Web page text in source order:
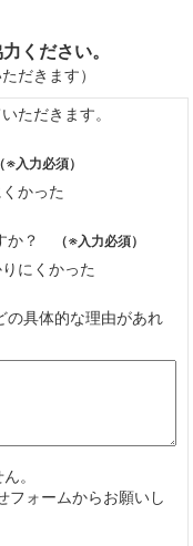
ください。
だきます）
ただきます。
（※入力必須）
かった
か？ （※入力必須）
にくかった
の具体的な理由があれ
。
フォームからお願いし